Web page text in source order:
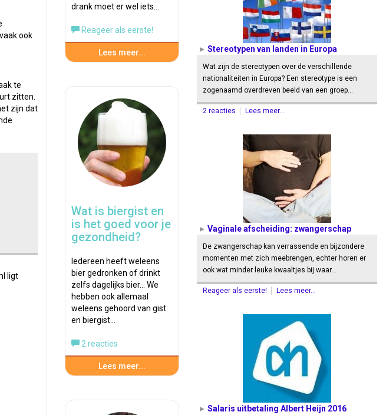
ook
te
zitten.
zijn dat
ligt
Stereotypen van landen in Europa
Wat zijn de stereotypen over de verschillende
nationaliteiten in Europa? Een stereotype is een
zogenaamd overdreven beeld van een groep…
2 reacties Lees meer...
Vaginale afscheiding: zwangerschap
De zwangerschap kan verrassende en bijzondere
momenten met zich meebrengen, echter horen er
ook wat minder leuke kwaaltjes bij waar…
Reageer als eerste! Lees meer...
Salaris uitbetaling Albert Heijn 2016
drank moet er wel iets…
Reageer als eerste!
Lees meer...
Wat is biergist en
is het goed voor je
gezondheid?
Iedereen heeft weleens
bier gedronken of drinkt
zelfs dagelijks bier... We
hebben ook allemaal
weleens gehoord van gist
en biergist…
2 reacties
Lees meer...